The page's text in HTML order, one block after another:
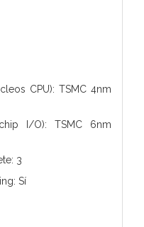
CPU): TSMC 4nm
I/O): TSMC 6nm
3
Sí